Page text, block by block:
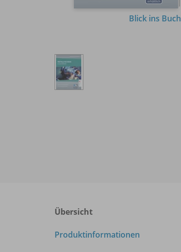
Blick ins Buch
Übersicht
Produktinformationen